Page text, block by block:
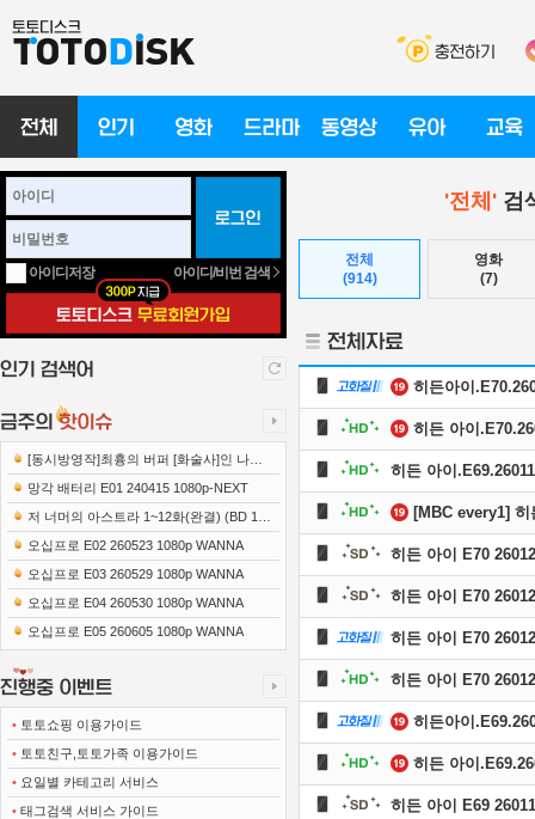
아이디저장 아이디/비번 검색
[동시방영작]최흉의 버퍼 [화술사]인 나는
세계 최강 클랜을 이끈다 E12 241219 108..
망각 배터리 E01 240415 1080p-NEXT
저 너머의 아스트라 1~12화(완결) (BD 192
0x1080 x265-10Bit FLACx2)
오십프로 E02 260523 1080p WANNA
오십프로 E03 260529 1080p WANNA
오십프로 E04 260530 1080p WANNA
오십프로 E05 260605 1080p WANNA
• 토토쇼핑 이용가이드
• 토토친구,토토가족 이용가이드
• 요일별 카테고리 서비스
• 태그검색 서비스 가이드
'전체'검
전체
(914)
영화
(7)
히든아이
히든 아이
히든 아이
[MBC every1] 히
히든 아이 E70
히든 아이 E70
히든 아이 E70
히든 아이 E70
히든아이
히든 아이
히든 아이 E69